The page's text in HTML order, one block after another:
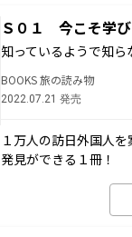
Ｓ０１ 今こそ学
知っているようで知
BOOKS 旅の読み物
2022.07.21 発売
１万人の訪日外国人
発見ができる１冊！